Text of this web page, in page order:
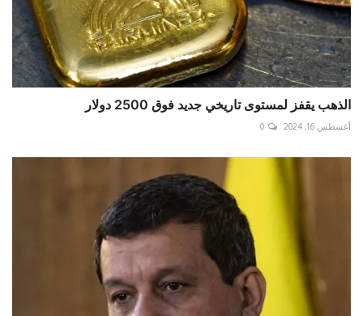
الذهب يقفز لمستوى تاريخي جديد فوق 2500 دولار
أغسطس 16, 2024 0